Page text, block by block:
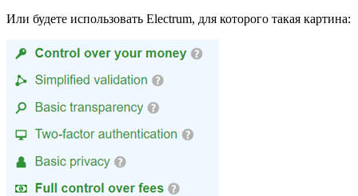
Или будете использовать Electrum, для которого такая картина: